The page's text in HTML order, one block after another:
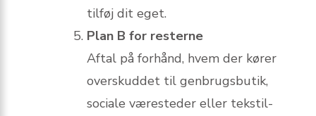
tilføj dit eget.
Plan B for resterne
Aftal på forhånd, hvem der kører
overskuddet til genbrugsbutik,
sociale væresteder eller tekstil-